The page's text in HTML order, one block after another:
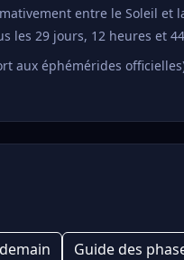
entre le Soleil et
les 29 jours, 12 heures et
aux éphémérides
Guide des